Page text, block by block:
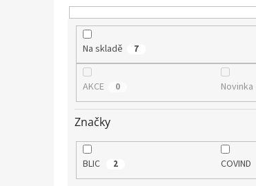
u
Na skladě 7
AKCE 0 Novinka
Značky
BLIC 2 COVIND